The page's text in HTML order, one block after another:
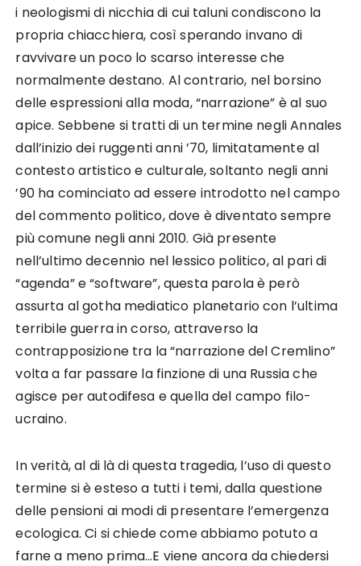
i neologismi di nicchia di cui taluni condiscono la
propria chiacchiera, così sperando invano di
ravvivare un poco lo scarso interesse che
normalmente destano. Al contrario, nel borsino
delle espressioni alla moda, “narrazione” è al suo
apice. Sebbene si tratti di un termine negli Annales
dall’inizio dei ruggenti anni ’70, limitatamente al
contesto artistico e culturale, soltanto negli anni
’90 ha cominciato ad essere introdotto nel campo
del commento politico, dove è diventato sempre
più comune negli anni 2010. Già presente
nell’ultimo decennio nel lessico politico, al pari di
“agenda” e “software”, questa parola è però
assurta al gotha mediatico planetario con l’ultima
terribile guerra in corso, attraverso la
contrapposizione tra la “narrazione del Cremlino”
volta a far passare la finzione di una Russia che
agisce per autodifesa e quella del campo filo-
ucraino.
In verità, al di là di questa tragedia, l’uso di questo
termine si è esteso a tutti i temi, dalla questione
delle pensioni ai modi di presentare l’emergenza
ecologica. Ci si chiede come abbiamo potuto a
farne a meno prima…E viene ancora da chiedersi